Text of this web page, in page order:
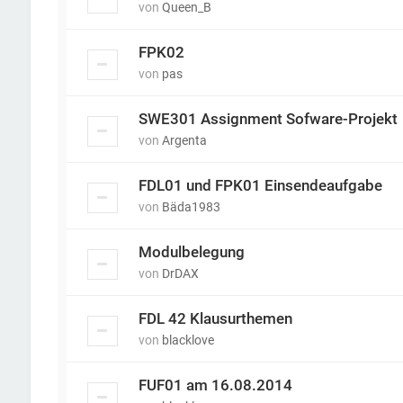
von Queen_B
FPK02
von pas
SWE301 Assignment Sofware-Projekt
von Argenta
FDL01 und FPK01 Einsendeaufgabe
von Bäda1983
Modulbelegung
von DrDAX
FDL 42 Klausurthemen
von blacklove
FUF01 am 16.08.2014